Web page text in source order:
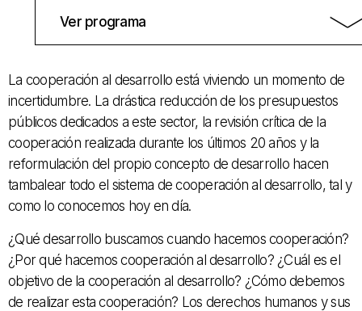
Ver programa
La cooperación al desarrollo está viviendo un momento de
incertidumbre. La drástica reducción de los presupuestos
públicos dedicados a este sector, la revisión crítica de la
cooperación realizada durante los últimos 20 años y la
reformulación del propio concepto de desarrollo hacen
tambalear todo el sistema de cooperación al desarrollo, tal y
como lo conocemos hoy en día.
¿Qué desarrollo buscamos cuando hacemos cooperación?
¿Por qué hacemos cooperación al desarrollo? ¿Cuál es el
objetivo de la cooperación al desarrollo? ¿Cómo debemos
de realizar esta cooperación? Los derechos humanos y sus